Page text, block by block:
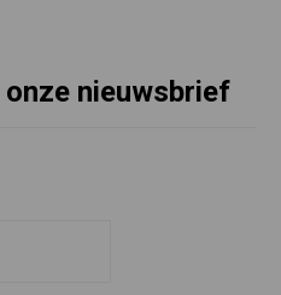
nieuwsbrief